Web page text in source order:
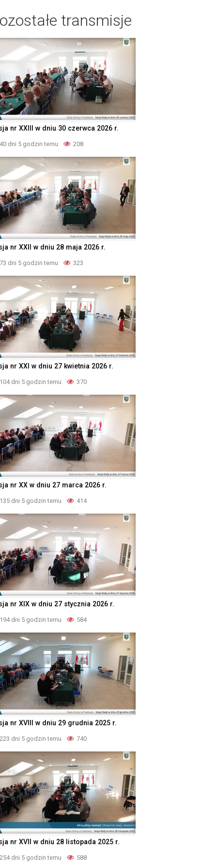
transmisje
nr XXIII w dniu 30 czerwca 2026 r.
40 dni 5 godzin temu 208
nr XXII w dniu 28 maja 2026 r.
73 dni 5 godzin temu 323
nr XXI w dniu 27 kwietnia 2026 r.
104 dni 5 godzin temu 370
nr XX w dniu 27 marca 2026 r.
135 dni 5 godzin temu 414
nr XIX w dniu 27 stycznia 2026 r.
194 dni 5 godzin temu 584
nr XVIII w dniu 29 grudnia 2025 r.
223 dni 5 godzin temu 740
nr XVII w dniu 28 listopada 2025 r.
254 dni 5 godzin temu 588